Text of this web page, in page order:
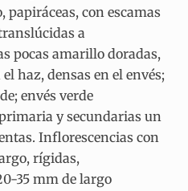
papiráceas, con escamas
a
pocas amarillo doradas,
haz, densas en el envés;
envés verde
y secundarias un
Inflorescencias con
rígidas,
35 mm de largo